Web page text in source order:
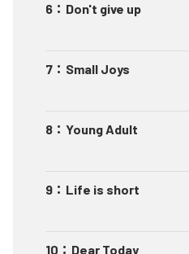
6 ： Don't give up
7 ： Small Joys
8 ： Young Adult
9 ： Life is short
10 ： Dear Today